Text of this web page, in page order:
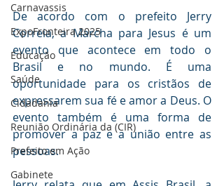
Carnavassis
ExpoFronteira 2025
Educação
Saúde
Cidadania
Reunião Ordinária da (CIR)
Prefeito em Ação
Gabinete
De acordo com o prefeito Jerry
Correia, a Marcha para Jesus é um
evento que acontece em todo o
Brasil e no mundo. É uma
oportunidade para os cristãos de
expressarem sua fé e amor a Deus. O
evento também é uma forma de
promover a paz e a união entre as
pessoas.